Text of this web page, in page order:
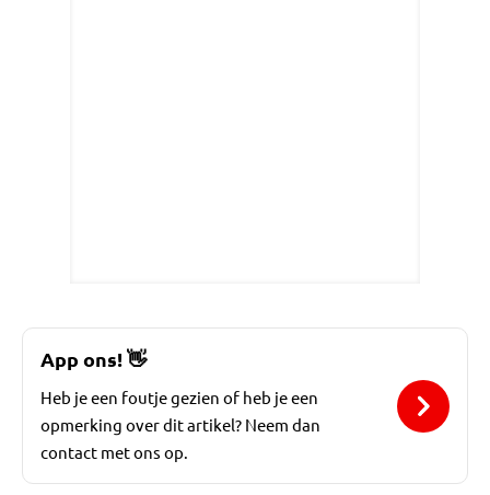
App ons!👋
Heb je een foutje gezien of heb je een
opmerking over dit artikel? Neem dan
contact met ons op.